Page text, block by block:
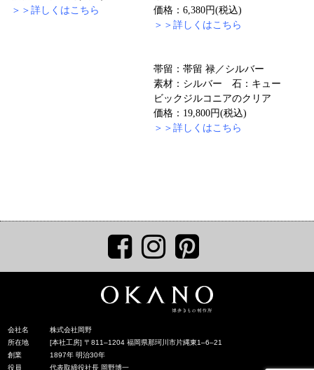
＞＞詳しくはこちら
価格：6,380円(税込)
＞＞詳しくはこちら
帯留：帯留 禄／シルバー
素材：シルバー 石：キュー
ビックジルコニアのクリア
価格：19,800円(税込)
＞＞詳しくはこちら
会社名
株式会社岡野
所在地
[本社工房] 〒811‒1204 福岡県那珂川市片縄東1‒6‒21
創業
1897年 明治30年
役員
代表取締役社長 岡野博一